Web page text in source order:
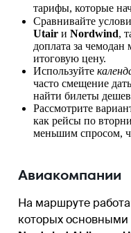
тарифы, которые
Сравнивайте
Utair и Nordwind,
доплата за
итоговую цену.
Используйте
часто смещение
найти билеты
Рассмотрите
как рейсы по
меньшим спросом,
Авиакомпании
На маршруте
которых